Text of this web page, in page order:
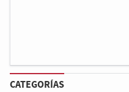
CATEGORÍAS